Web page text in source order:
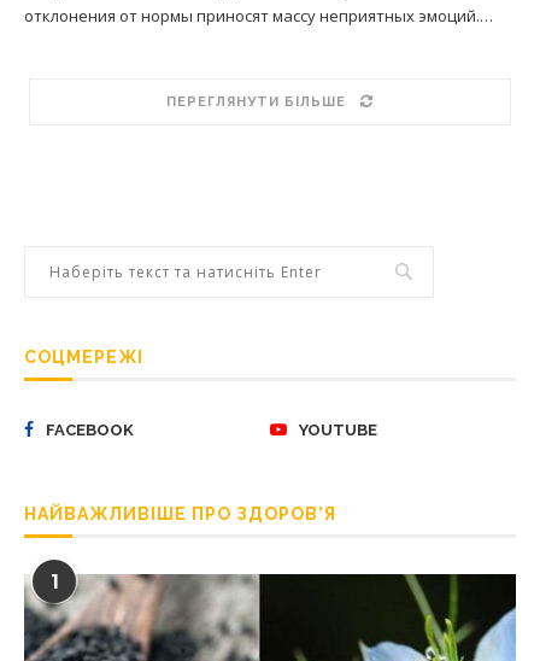
отклонения от нормы приносят массу неприятных эмоций.…
ПЕРЕГЛЯНУТИ БІЛЬШЕ
СОЦМЕРЕЖІ
FACEBOOK YOUTUBE
НАЙВАЖЛИВІШЕ ПРО ЗДОРОВ’Я
1